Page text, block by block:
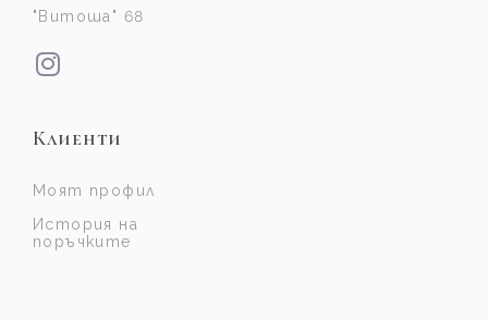
"Витоша" 68
Клиенти
Моят профил
История на
поръчките